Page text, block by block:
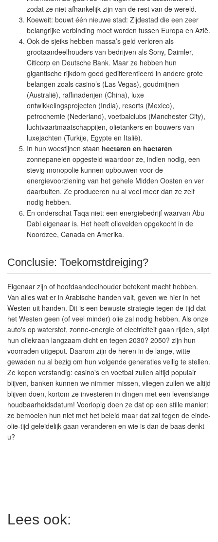
zodat ze niet afhankelijk zijn van de rest van de wereld.
Koeweit: bouwt één nieuwe stad: Zijdestad die een zeer
belangrijke verbinding moet worden tussen Europa en Azië.
Ook de sjeiks hebben massa’s geld verloren als
grootaandeelhouders van bedrijven als Sony, Daimler,
Citicorp en Deutsche Bank. Maar ze hebben hun
gigantische rijkdom goed gedifferentieerd in andere grote
belangen zoals casino’s (Las Vegas), goudmijnen
(Australië), raffinaderijen (China), luxe
ontwikkelingsprojecten (India), resorts (Mexico),
petrochemie (Nederland), voetbalclubs (Manchester City),
luchtvaartmaatschappijen, olietankers en bouwers van
luxejachten (Turkije, Egypte en Italië).
In hun woestijnen staan hectaren en hactaren
zonnepanelen opgesteld waardoor ze, indien nodig, een
stevig monopolie kunnen opbouwen voor de
energievoorziening van het gehele Midden Oosten en ver
daarbuiten. Ze produceren nu al veel meer dan ze zelf
nodig hebben.
En onderschat Taqa niet: een energiebedrijf waarvan Abu
Dabi eigenaar is. Het heeft olievelden opgekocht in de
Noordzee, Canada en Amerika.
Conclusie: Toekomstdreiging?
Eigenaar zijn of hoofdaandeelhouder betekent macht hebben.
Van alles wat er in Arabische handen valt, geven we hier in het
Westen uit handen. Dit is een bewuste strategie tegen de tijd dat
het Westen geen (of veel minder) olie zal nodig hebben. Als onze
auto's op waterstof, zonne-energie of electriciteit gaan rijden, slipt
hun oliekraan langzaam dicht en tegen 2030? 2050? zijn hun
voorraden uitgeput. Daarom zijn de heren in de lange, witte
gewaden nu al bezig om hun volgende generaties veilig te stellen.
Ze kopen verstandig: casino's en voetbal zullen altijd populair
blijven, banken kunnen we nimmer missen, vliegen zullen we altijd
blijven doen, kortom ze investeren in dingen met een levenslange
houdbaarheidsdatum! Voorlopig doen ze dat op een stille manier:
ze bemoeien hun niet met het beleid maar dat zal tegen de einde-
olie-tijd geleidelijk gaan veranderen en wie is dan de baas denkt
u?
Lees ook: